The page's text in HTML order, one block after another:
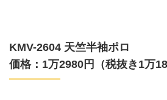
KMV-2604 天竺半袖ポロ
価格：1万2980円（税抜き1万